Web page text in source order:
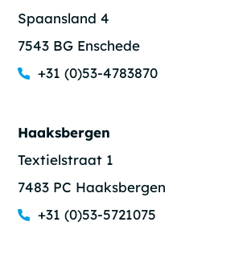
Spaansland 4
7543 BG Enschede
+31 (0)53-4783870
Haaksbergen
Textielstraat 1
7483 PC Haaksbergen
+31 (0)53-5721075